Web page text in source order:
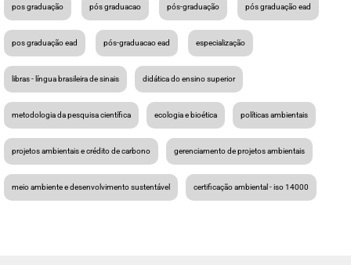
pos graduação pós graduacao pós-graduação pós graduação ead
pos graduação ead pós-graduacao ead especialização
libras - língua brasileira de sinais didática do ensino superior
metodologia da pesquisa científica ecologia e bioética políticas ambientais
projetos ambientais e crédito de carbono gerenciamento de projetos ambientais
meio ambiente e desenvolvimento sustentável certificação ambiental - iso 14000